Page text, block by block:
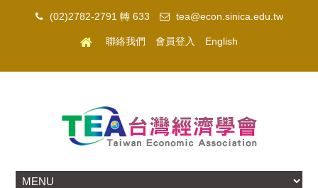
(02)2782-2791 轉 633 tea@econ.sinica.edu.tw
聯絡我們 會員登入 English